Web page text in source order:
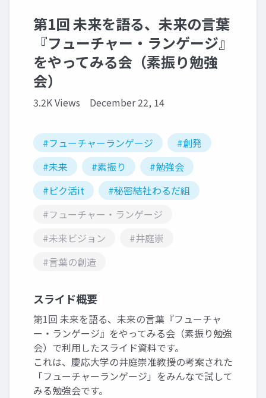
第1回 未来を語る、未来の言葉
『フューチャー・ランゲージ』
をやってみる会（素振り勉強
会）
3.2K Views December 22, 14
#フューチャーランゲージ
#創発
#未来
#素振り
#勉強会
#ピク活it
#秘密結社わるだ組
#フューチャー・ランゲージ
#未来ビジョン
#井庭崇
#言葉の創造
スライド概要
第1回 未来を語る、未来の言葉『フューチャ
ー・ランゲージ』をやってみる会（素振り勉強
会）で利用したスライド資料です。
これは、慶応大学の井庭崇准教授の考案された
「フューチャーランゲージ」をみんなで試して
みる勉強会です。